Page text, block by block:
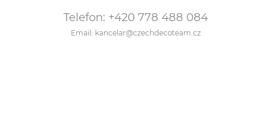
Telefon: +420 778 488 084
Email: kancelar@czechdecoteam.cz